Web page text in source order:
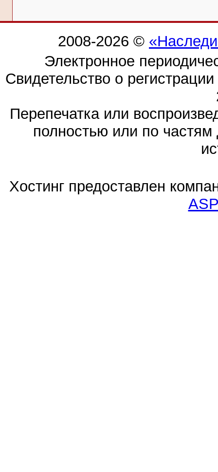
2008-2026 ©
Электронное
Свидетельство о
Перепечатка или
полностью или по частям
Хостинг предоставлен